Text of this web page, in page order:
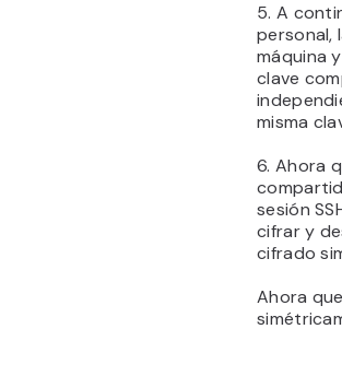
5. A
personal,
máquina
clave
misma
6. Ahora
sesión
cifrar y
cifrado
Ahora